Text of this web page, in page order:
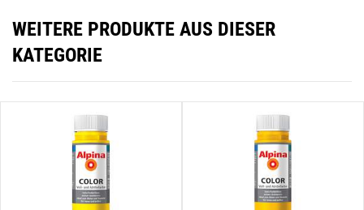
WEITERE PRODUKTE AUS DIESER
KATEGORIE